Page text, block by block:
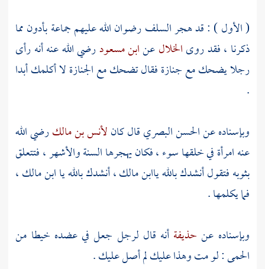
( الأول ) : قد هجرالسلفرضوان الله عليهم جماعة بأدون مما
ذكرنا ، فقد روىالخلالعنابن مسعودرضي الله عنه أنه رأى
رجلا يضحك مع جنازة فقال تضحك مع الجنازة لا أكلمك أبدا
.
وبإسناده عنالحسن البصريقال كانلأنس بن مالكرضي الله
عنه امرأة في خلقها سوء ، فكان يهجرها السنة والأشهر ، فتتعلق
بثوبه فتقول أنشدك بالله ياابن مالك، أنشدك بالله ياابن مالك،
فما يكلمها .
وبإسناده عن حذيفة أنه قال لرجل جعل في عضده خيطا من
الحمى : لو مت وهذا عليك لم أصل عليك .